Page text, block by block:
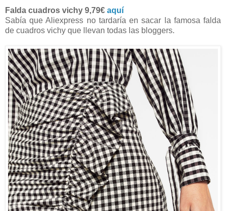
Falda cuadros vichy 9,79€ aquí
Sabía que Aliexpress no tardaría en sacar la famosa falda
de cuadros vichy que llevan todas las bloggers.